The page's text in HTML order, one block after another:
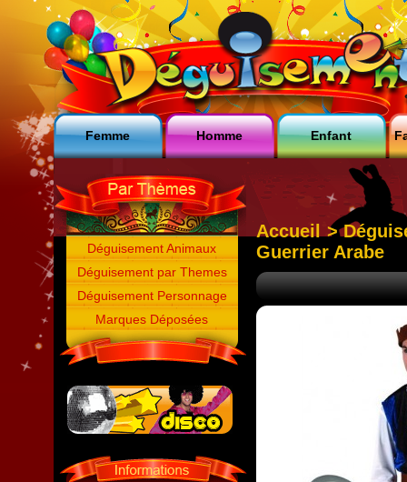
Femme Homme Enfant
Déguisement Animaux
Déguisement par Themes
Déguisement Personnage
Marques Déposées
Accueil >
Guerrier Arabe